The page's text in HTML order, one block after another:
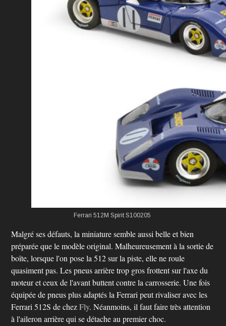
Ferrari 512M Spirit S100205
Malgré ses défauts, la miniature semble aussi belle et bien
préparée que le modèle original. Malheureusement à la sortie de
boîte, lorsque l'on pose la 512 sur la piste, elle ne roule
quasiment pas. Les pneus arrière trop gros frottent sur l'axe du
moteur et ceux de l'avant buttent contre la carrosserie. Une fois
équipée de pneus plus adaptés la Ferrari peut rivaliser avec les
Ferrari 512S de chezFly. Néanmoins, il faut faire très attention
à l'aileron arrière qui se détache au premier choc.